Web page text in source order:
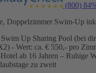
(800)
Doppelzimmer Swim-Up
Up Sharing Pool (bei
- Wert: ca. € 550,- pro
ab 16 Jahren – Ruhige
zu zweit